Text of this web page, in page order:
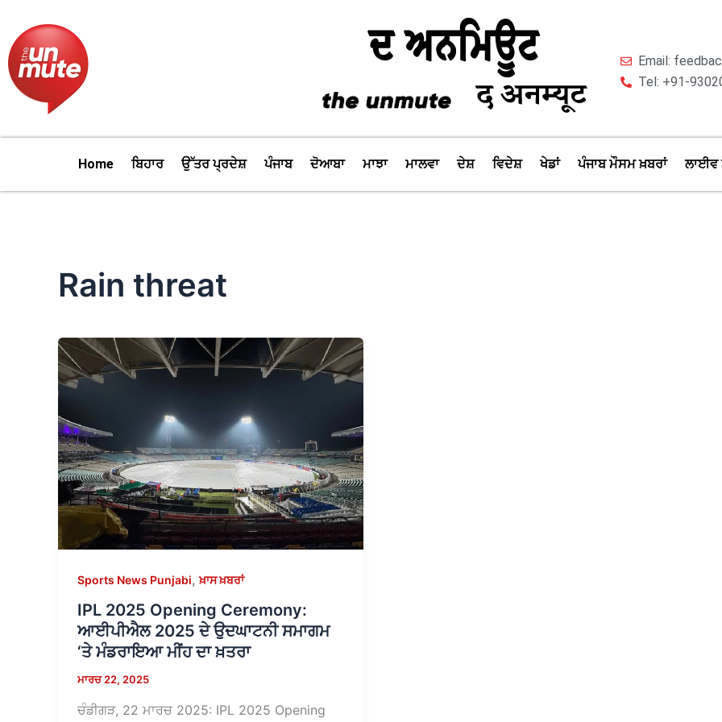
content
Email:
Tel: +91-
Home ਬਿਹਾਰ ਉੱਤਰ ਪ੍ਰਦੇਸ਼ ਪੰਜਾਬ ਦੋਆਬਾ ਮਾਝਾ ਮਾਲਵਾ ਦੇਸ਼ ਵਿਦੇਸ਼ ਖੇਡਾਂ ਪੰਜਾਬ ਮੌਸਮ ਖ਼ਬਰਾਂ ਲਾਈਵ
Rain threat
Sports News Punjabi,ਖ਼ਾਸ ਖ਼ਬਰਾਂ
IPL 2025 Opening Ceremony:
ਆਈਪੀਐਲ 2025 ਦੇ ਉਦਘਾਟਨੀ ਸਮਾਗਮ
‘ਤੇ ਮੰਡਰਾਇਆ ਮੀਂਹ ਦਾ ਖ਼ਤਰਾ
ਮਾਰਚ 22, 2025
ਚੰਡੀਗੜ, 22 ਮਾਰਚ 2025: IPL 2025 Opening